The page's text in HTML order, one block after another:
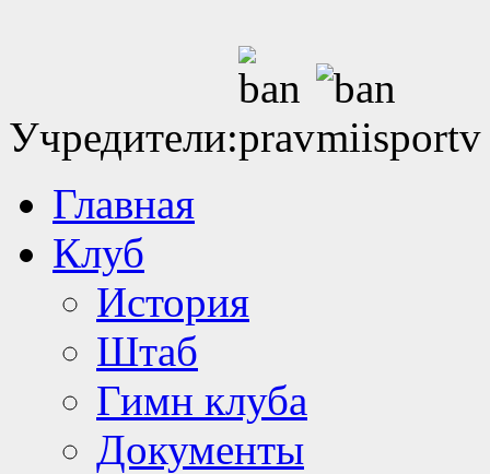
Учредители:
Главная
Клуб
История
Штаб
Гимн клуба
Документы